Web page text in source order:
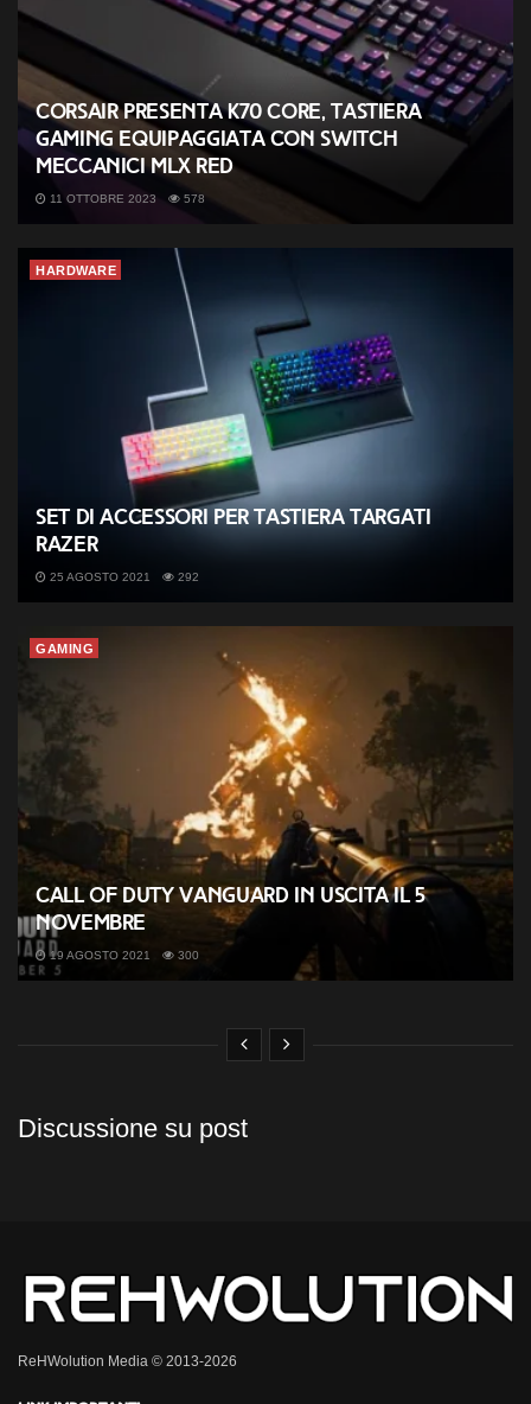
Corsair presenta K70 CORE, tastiera
gaming equipaggiata con switch
meccanici MLX Red
11 OTTOBRE 2023 578
HARDWARE
Set di accessori per tastiera targati
Razer
25 AGOSTO 2021 292
GAMING
Call of Duty Vanguard in uscita il 5
Novembre
19 AGOSTO 2021 300
Discussione su post
ReHWolution Media © 2013-2026